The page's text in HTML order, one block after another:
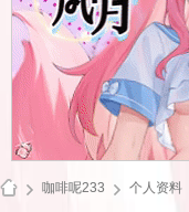
咖啡呢233 个人资料